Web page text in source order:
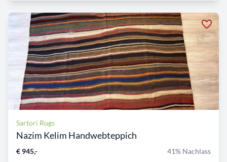
Sartori Rugs
Nazim Kelim Handwebteppich
€ 945,- 41% Nachlass